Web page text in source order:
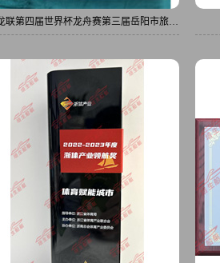
联第四届世界杯龙舟赛第三届岳阳市旅游